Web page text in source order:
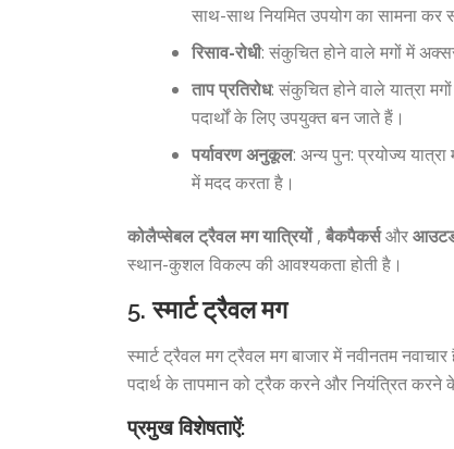
साथ-साथ नियमित उपयोग का सामना कर
रिसाव-रोधी: संकुचित होने वाले मगों में
ताप प्रतिरोध: संकुचित होने वाले यात्रा
पदार्थों के लिए उपयुक्त बन जाते हैं।
पर्यावरण अनुकूल: अन्य पुन: प्रयोज्य
में मदद करता है।
कोलैप्सेबल ट्रैवल मग यात्रियों, बैकपैकर्सऔर
स्थान-कुशल विकल्प की आवश्यकता होती है।
5.स्मार्ट ट्रैवल मग
स्मार्ट ट्रैवल मग ट्रैवल मग बाजार में नवीनतम
पदार्थ के तापमान को ट्रैक करने और नियंत्रित करने
प्रमुख विशेषताऐं: